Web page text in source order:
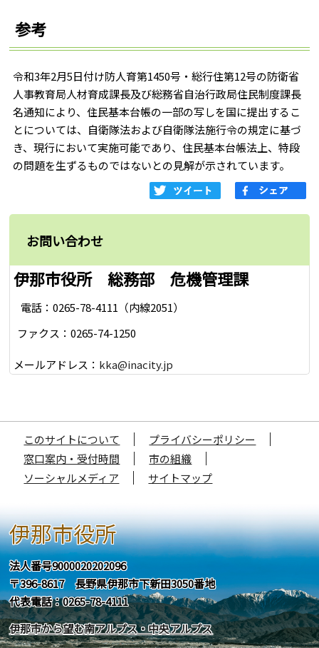
参考
令和3年2月5日付け防人育第1450号・総行住第12号の防衛省
人事教育局人材育成課長及び総務省自治行政局住民制度課長
名通知により、住民基本台帳の一部の写しを国に提出するこ
とについては、自衛隊法および自衛隊法施行令の規定に基づ
き、現行において実施可能であり、住民基本台帳法上、特段
の問題を生ずるものではないとの見解が示されています。
お問い合わせ
伊那市役所 総務部 危機管理課
電話：0265-78-4111（内線2051）
ファクス：0265-74-1250
メールアドレス： kka@inacity.jp
このサイトについて
プライバシーポリシー
窓口案内・受付時間
市の組織
ソーシャルメディア
サイトマップ
伊那市役所
法人番号9000020202096
〒396-8617 長野県伊那市下新田3050番地
代表電話：0265-78-4111
伊那市から望む南アルプス・中央アルプス